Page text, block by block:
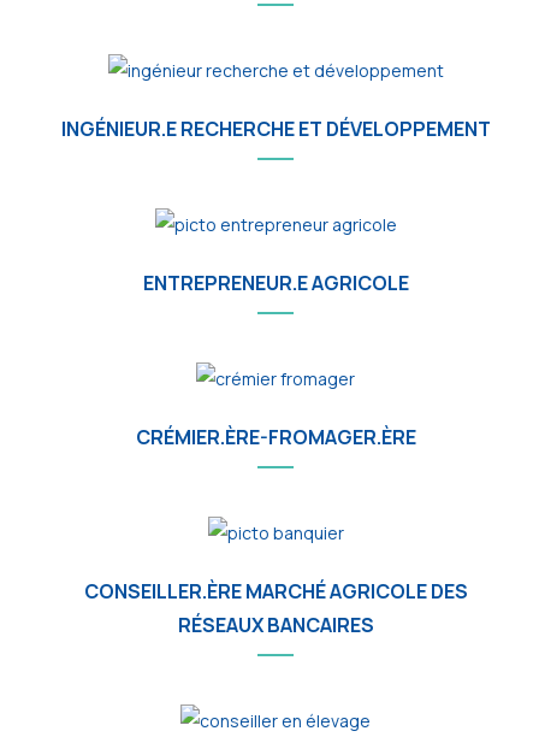
INGÉNIEUR.E RECHERCHE ET DÉVELOPPEMENT
ENTREPRENEUR.E AGRICOLE
CRÉMIER.ÈRE-FROMAGER.ÈRE
CONSEILLER.ÈRE MARCHÉ AGRICOLE DES
RÉSEAUX BANCAIRES